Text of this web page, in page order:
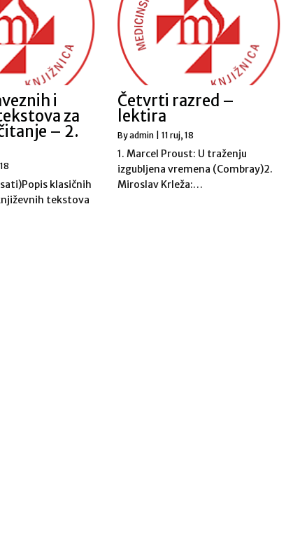
i
za
– 2.
klasičnih
tekstova
Četvrti razred –
lektira
Byadmin 11 ruj, 18
1. Marcel Proust: U traženju
izgubljena vremena (Combray)2.
Miroslav Krleža:…